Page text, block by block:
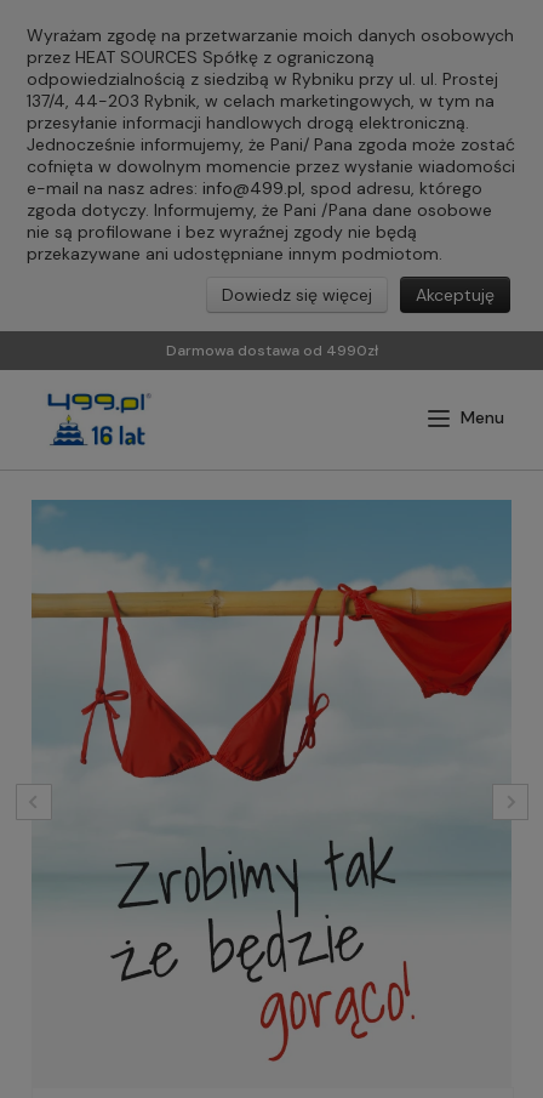
Wyrażam zgodę na przetwarzanie moich danych osobowych
przez HEAT SOURCES Spółkę z ograniczoną
odpowiedzialnością z siedzibą w Rybniku przy ul. ul. Prostej
137/4, 44-203 Rybnik, w celach marketingowych, w tym na
przesyłanie informacji handlowych drogą elektroniczną.
Jednocześnie informujemy, że Pani/ Pana zgoda może zostać
cofnięta w dowolnym momencie przez wysłanie wiadomości
e-mail na nasz adres: info@499.pl, spod adresu, którego
zgoda dotyczy. Informujemy, że Pani /Pana dane osobowe
nie są profilowane i bez wyraźnej zgody nie będą
przekazywane ani udostępniane innym podmiotom.
Akceptuję
Dowiedz się więcej
Darmowa dostawa od 4990zł